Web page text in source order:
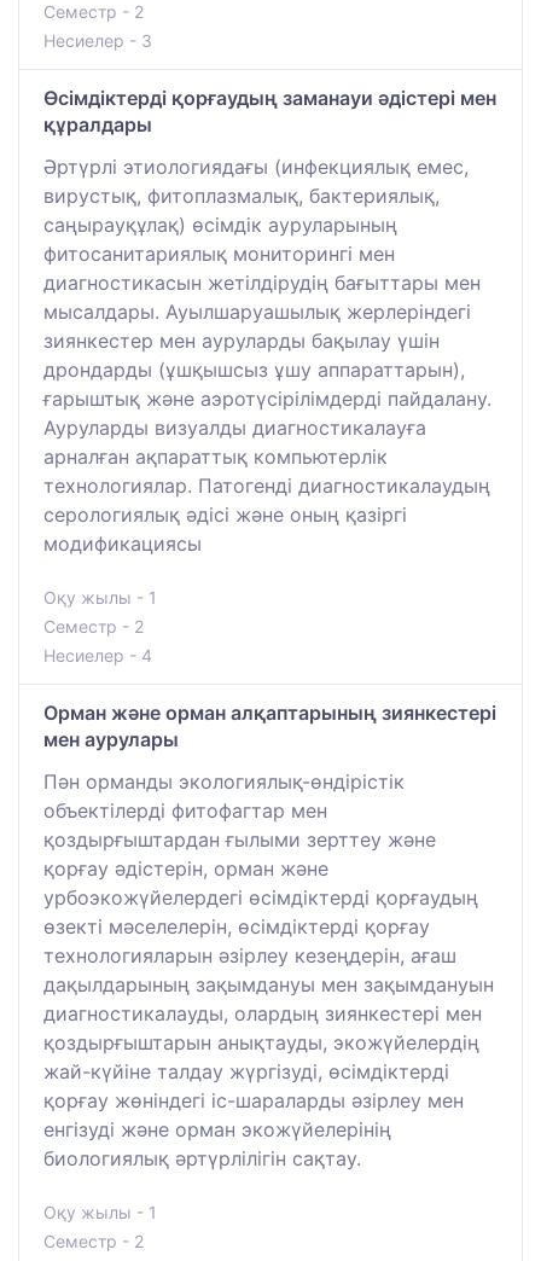
Семестр - 2
Несиелер - 3
Өсімдіктерді қорғаудың заманауи әдістері мен
құралдары
Әртүрлі этиологиядағы (инфекциялық емес,
вирустық, фитоплазмалық, бактериялық,
саңырауқұлақ) өсімдік ауруларының
фитосанитариялық мониторингі мен
диагностикасын жетілдірудің бағыттары мен
мысалдары. Ауылшаруашылық жерлеріндегі
зиянкестер мен ауруларды бақылау үшін
дрондарды (ұшқышсыз ұшу аппараттарын),
ғарыштық және аэротүсірілімдерді пайдалану.
Ауруларды визуалды диагностикалауға
арналған ақпараттық компьютерлік
технологиялар. Патогенді диагностикалаудың
серологиялық әдісі және оның қазіргі
модификациясы
Оқу жылы - 1
Семестр - 2
Несиелер - 4
Орман және орман алқаптарының зиянкестері
мен аурулары
Пән орманды экологиялық-өндірістік
объектілерді фитофагтар мен
қоздырғыштардан ғылыми зерттеу және
қорғау әдістерін, орман және
урбоэкожүйелердегі өсімдіктерді қорғаудың
өзекті мәселелерін, өсімдіктерді қорғау
технологияларын әзірлеу кезеңдерін, ағаш
дақылдарының зақымдануы мен зақымдануын
диагностикалауды, олардың зиянкестері мен
қоздырғыштарын анықтауды, экожүйелердің
жай-күйіне талдау жүргізуді, өсімдіктерді
қорғау жөніндегі іс-шараларды әзірлеу мен
енгізуді және орман экожүйелерінің
биологиялық әртүрлілігін сақтау.
Оқу жылы - 1
Семестр - 2